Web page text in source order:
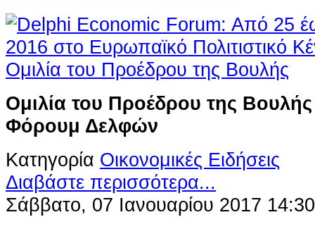
Ομιλία του Προέδρου της
Φόρουμ Δελφών
Κατηγορία Οικονομικές Ειδήσεις
Διαβάστε περισσότερα...
Σάββατο, 07 Ιανουαρίου 2017 14:30